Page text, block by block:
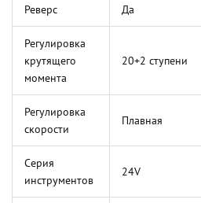
Реверс Да
Регулировка
крутящего
момента
20+2 ступени
Регулировка
скорости
Плавная
Серия
инструментов
24V